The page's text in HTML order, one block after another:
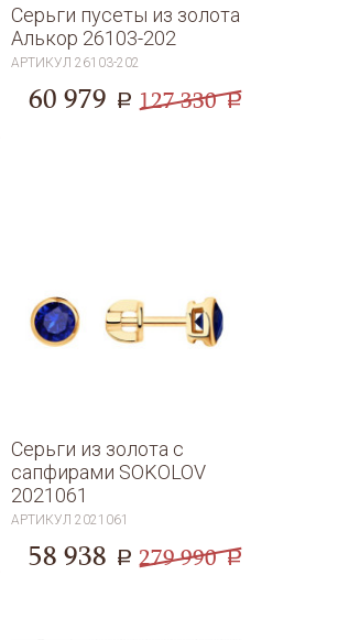
Серьги пусеты из золота
Алькор 26103-202
АРТИКУЛ26103-202
60 979 a 127 330 a
Серьги из золота с
сапфирами SOKOLOV
2021061
АРТИКУЛ2021061
58 938 a 279 990 a